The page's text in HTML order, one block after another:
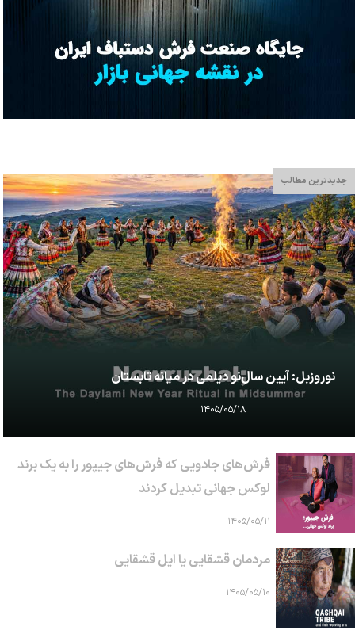
جدیدترین مطالب
نوروزبل: آیین سال‌نو دیلمی در میانه تابستان
۱۴۰۵/۰۵/۱۸
فرش‌های جادویی که فرش‌های جیپور را به یک برند
لوکس جهانی تبدیل کردند
۱۴۰۵/۰۵/۱۱
مردمان قشقایی یا ایل قشقایی
۱۴۰۵/۰۵/۱۰